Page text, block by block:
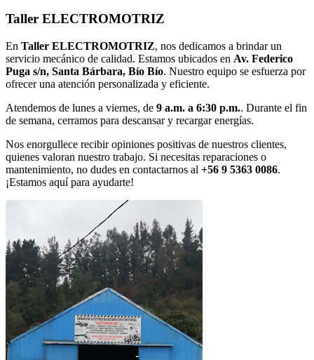
Taller ELECTROMOTRIZ
En Taller ELECTROMOTRIZ, nos dedicamos a brindar un
servicio mecánico de calidad. Estamos ubicados en Av. Federico
Puga s/n, Santa Bárbara, Bío Bío. Nuestro equipo se esfuerza por
ofrecer una atención personalizada y eficiente.
Atendemos de lunes a viernes, de 9 a.m. a 6:30 p.m.. Durante el fin
de semana, cerramos para descansar y recargar energías.
Nos enorgullece recibir opiniones positivas de nuestros clientes,
quienes valoran nuestro trabajo. Si necesitas reparaciones o
mantenimiento, no dudes en contactarnos al +56 9 5363 0086.
¡Estamos aquí para ayudarte!